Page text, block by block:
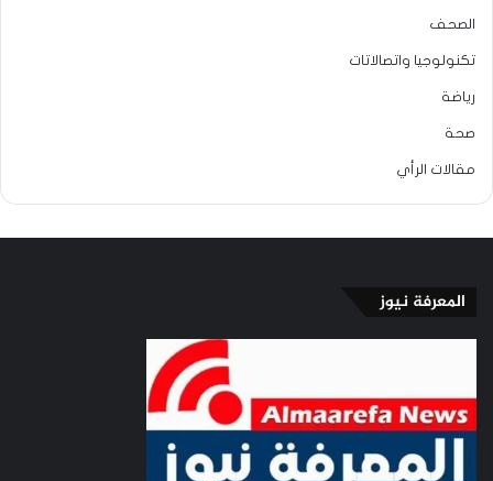
الصحف
تكنولوجيا واتصالاتات
رياضة
صحة
مقالات الرأي
المعرفة نيوز